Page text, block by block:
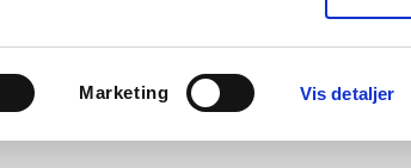
Marketing Vis detaljer
Ledningskanaler